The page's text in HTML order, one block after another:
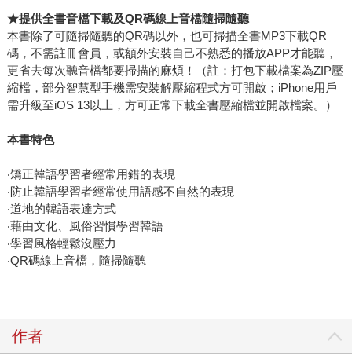
★提供全書音檔下載及QR碼線上音檔隨掃隨聽
本書除了可隨掃隨聽的QR碼以外，也可掃描全書MP3下載QR
碼，不需註冊會員，或額外安裝自己不熟悉的播放APP才能聽，
更省去每次聽音檔都要掃描的麻煩！（註：打包下載檔案為ZIP壓
縮檔，部分智慧型手機需安裝解壓縮程式方可開啟；iPhone用戶
需升級至iOS 13以上，方可正常下載全書壓縮檔並開啟檔案。）
本書特色
‧矯正韓語學習者經常用錯的表現
‧防止韓語學習者經常使用語感不自然的表現
‧道地的韓語表達方式
‧藉由文化、風俗習慣學習韓語
‧學習風格輕鬆沒壓力
‧QR碼線上音檔，隨掃隨聽
作者